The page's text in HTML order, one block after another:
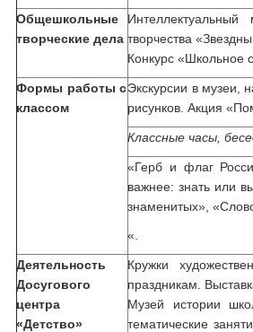
Общешкольные
творческие дела творчества
Конкурс «Школьное
Формы работы с
классом
Экскурсии в музеи,
рисунков. Акция
Классные часы,
«Герб и флаг
важнее: знать или
знаменитых»,
«.
Деятельность
Досугового
центра
«Детство»
Кружки
праздникам.
Музей истории
тематические